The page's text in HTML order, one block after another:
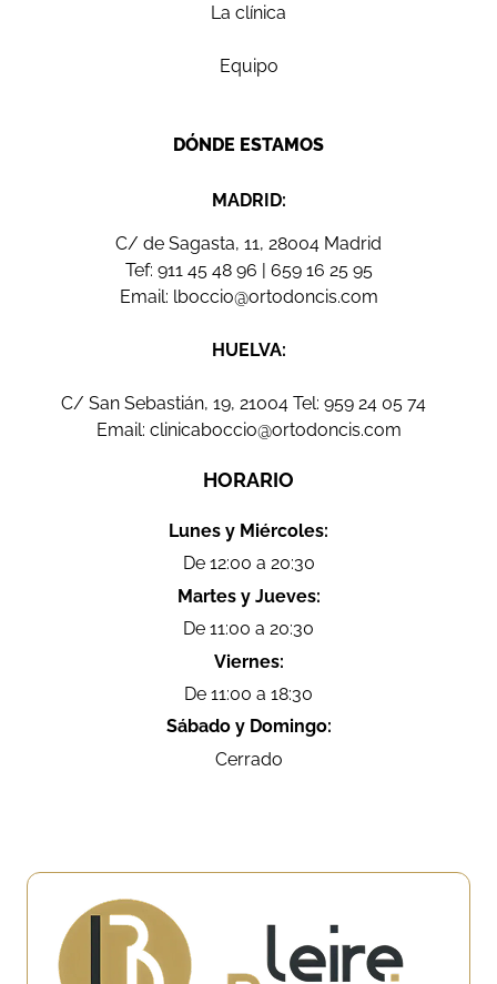
La clínica
Equipo
DÓNDE ESTAMOS
MADRID:
C/ de Sagasta, 11, 28004 Madrid
Tef: 911 45 48 96 | 659 16 25 95
Email: lboccio@ortodoncis.com
HUELVA:
C/ San Sebastián, 19, 21004 Tel: 959 24 05 74
Email: clinicaboccio@ortodoncis.com
HORARIO
Lunes y Miércoles:
De 12:00 a 20:30
Martes y Jueves:
De 11:00 a 20:30
Viernes:
De 11:00 a 18:30
Sábado y Domingo:
Cerrado